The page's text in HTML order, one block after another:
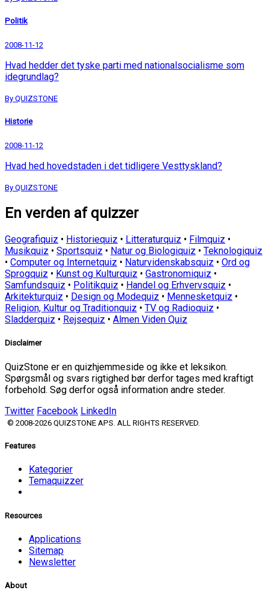
Politik
2008-11-12
Hvad hedder det tyske parti med nationalsocialisme som
idegrundlag?
By QUIZSTONE
Historie
2008-11-12
Hvad hed hovedstaden i det tidligere Vesttyskland?
By QUIZSTONE
En verden af quizzer
Geografiquiz • Historiequiz • Litteraturquiz • Filmquiz •
Musikquiz • Sportsquiz • Natur og Biologiquiz • Teknologiquiz
• Computer og Internetquiz • Naturvidenskabsquiz • Ord og
Sprogquiz • Kunst og Kulturquiz • Gastronomiquiz •
Samfundsquiz • Politikquiz • Handel og Erhvervsquiz •
Arkitekturquiz • Design og Modequiz • Mennesketquiz •
Religion, Kultur og Traditionquiz • TV og Radioquiz •
Sladderquiz • Rejsequiz • Almen Viden Quiz
Disclaimer
QuizStone er en quizhjemmeside og ikke et leksikon.
Spørgsmål og svars rigtighed bør derfor tages med kraftigt
forbehold. Søg derfor også information andre steder.
Twitter Facebook LinkedIn
© 2008-2026 QUIZSTONE APS. ALL RIGHTS RESERVED.
Features
Kategorier
Temaquizzer
Resources
Applications
Sitemap
Newsletter
About